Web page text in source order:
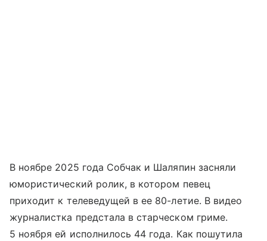
В ноябре 2025 года Собчак и Шаляпин засняли
юмористический ролик, в котором певец
приходит к телеведущей в ее 80-летие. В видео
журналистка предстала в старческом гриме.
5 ноября ей исполнилось 44 года. Как пошутила